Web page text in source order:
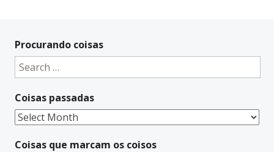
t
e
a
t
i
v
Procurando coisas
Search
for:
Coisas passadas
Coisas
Coisas que marcam os coisos